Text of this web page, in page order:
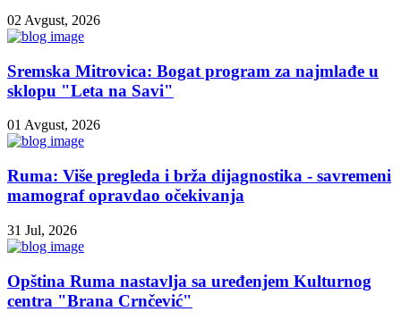
02 Avgust, 2026
Sremska Mitrovica: Bogat program za najmlađe u
sklopu "Leta na Savi"
01 Avgust, 2026
Ruma: Više pregleda i brža dijagnostika - savremeni
mamograf opravdao očekivanja
31 Jul, 2026
Opština Ruma nastavlja sa uređenjem Kulturnog
centra "Brana Crnčević"